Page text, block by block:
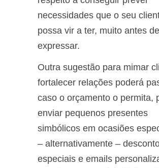
necessidades que o seu
possa vir a ter, muito antes
expressar.
Outra sugestão para mimar
fortalecer relações poderá
caso o orçamento o permita,
enviar pequenos presentes
simbólicos em ocasiões
– alternativamente –
especiais e emails